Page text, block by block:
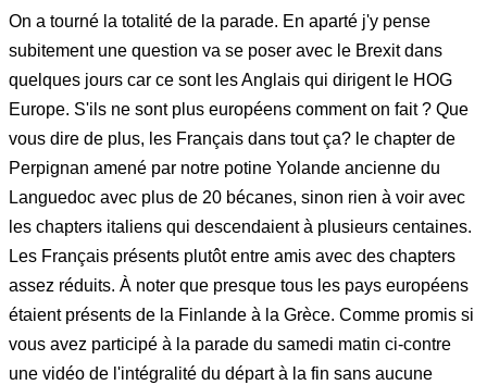
On a tourné la totalité de la parade. En aparté j'y pense
subitement une question va se poser avec le Brexit dans
quelques jours car ce sont les Anglais qui dirigent le HOG
Europe. S'ils ne sont plus européens comment on fait ? Que
vous dire de plus, les Français dans tout ça? le chapter de
Perpignan amené par notre potine Yolande ancienne du
Languedoc avec plus de 20 bécanes, sinon rien à voir avec
les chapters italiens qui descendaient à plusieurs centaines.
Les Français présents plutôt entre amis avec des chapters
assez réduits. À noter que presque tous les pays européens
étaient présents de la Finlande à la Grèce. Comme promis si
vous avez participé à la parade du samedi matin ci-contre
une vidéo de l'intégralité du départ à la fin sans aucune